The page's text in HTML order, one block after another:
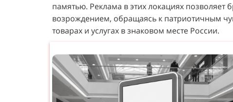
памятью. Реклама в этих локациях позволяет
возрождением, обращаясь к патриотичным
товарах и услугах в знаковом месте России.